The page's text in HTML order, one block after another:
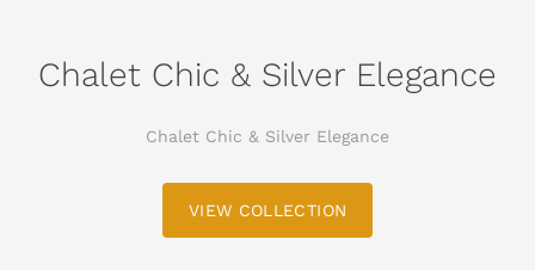
Chalet Chic & Silver Elegance
Chalet Chic & Silver Elegance
VIEW COLLECTION